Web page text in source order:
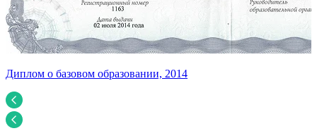
Диплом о базовом образовании, 2014